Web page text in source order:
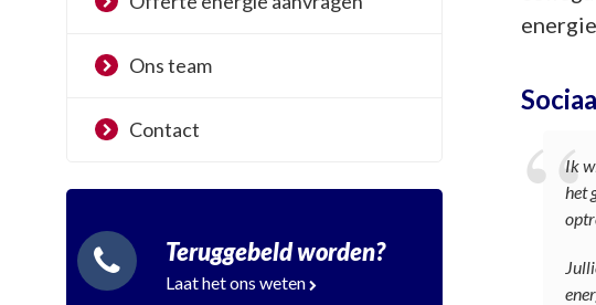
Ik
het
Ons team
Contact
Teruggebeld worden?
Laat het ons weten